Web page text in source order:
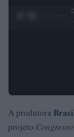
A produtora
projeto